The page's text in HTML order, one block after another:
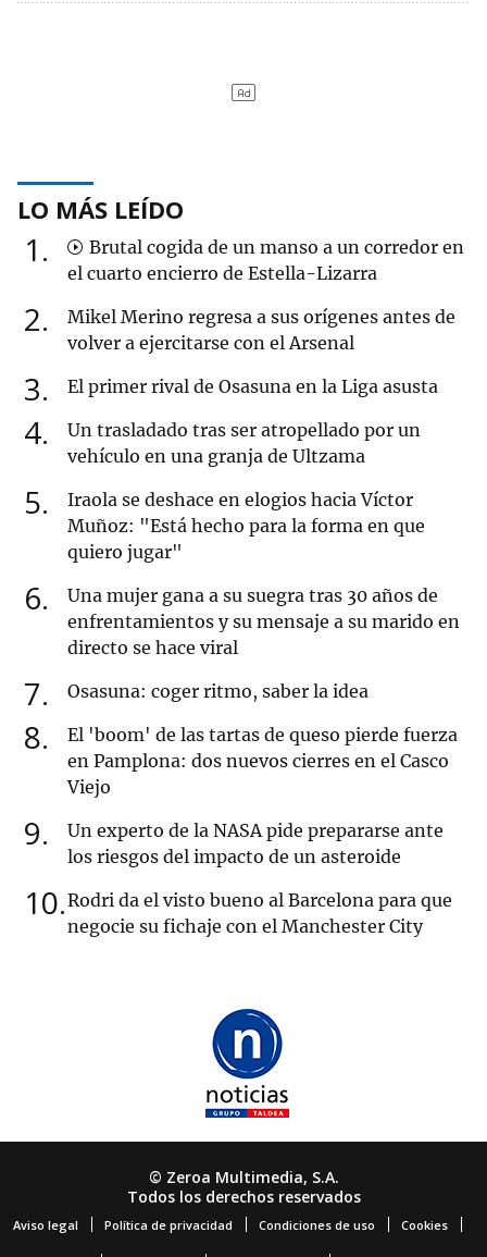
LO MÁS LEÍDO
1
Brutal cogida de un manso a un corredor en
el cuarto encierro de Estella-Lizarra
2
Mikel Merino regresa a sus orígenes antes de
volver a ejercitarse con el Arsenal
3 El primer rival de Osasuna en la Liga asusta
4
Un trasladado tras ser atropellado por un
vehículo en una granja de Ultzama
5
Iraola se deshace en elogios hacia Víctor
Muñoz: "Está hecho para la forma en que
quiero jugar"
6
Una mujer gana a su suegra tras 30 años de
enfrentamientos y su mensaje a su marido en
directo se hace viral
7 Osasuna: coger ritmo, saber la idea
8
El 'boom' de las tartas de queso pierde fuerza
en Pamplona: dos nuevos cierres en el Casco
Viejo
9
Un experto de la NASA pide prepararse ante
los riesgos del impacto de un asteroide
10 Rodri da el visto bueno al Barcelona para que
negocie su fichaje con el Manchester City
© Zeroa Multimedia, S.A.
Todos los derechos reservados
Aviso legal Política de privacidad Condiciones de uso Cookies